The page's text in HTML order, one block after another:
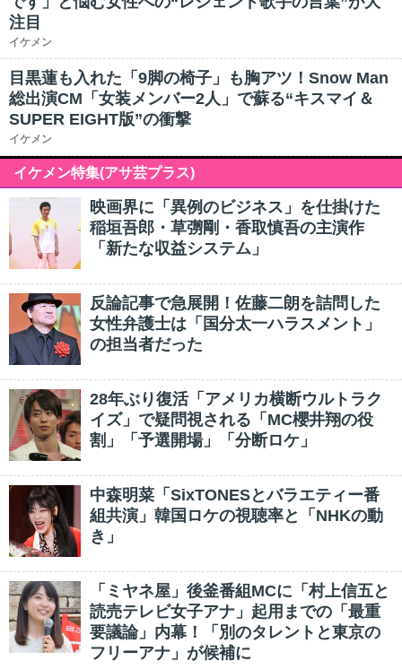
注目
イケメン
目黒蓮も入れた「9脚の椅子」も胸アツ！Snow Man
総出演CM「女装メンバー2人」で蘇る“キスマイ＆
SUPER EIGHT版”の衝撃
イケメン
イケメン特集(アサ芸プラス)
映画界に「異例のビジネス」を仕掛けた
稲垣吾郎・草彅剛・香取慎吾の主演作
「新たな収益システム」
反論記事で急展開！佐藤二朗を詰問した
女性弁護士は「国分太一ハラスメント」
の担当者だった
28年ぶり復活「アメリカ横断ウルトラク
イズ」で疑問視される「MC櫻井翔の役
割」「予選開場」「分断ロケ」
中森明菜「SixTONESとバラエティー番
組共演」韓国ロケの視聴率と「NHKの動
き」
「ミヤネ屋」後釜番組MCに「村上信五と
読売テレビ女子アナ」起用までの「最重
要議論」内幕！「別のタレントと東京の
フリーアナ」が候補に